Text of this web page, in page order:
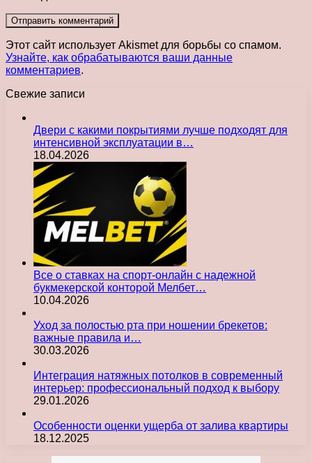
Этот сайт использует Akismet для борьбы со спамом.
Узнайте, как обрабатываются ваши данные
комментариев.
Свежие записи
Двери с какими покрытиями лучше подходят для
интенсивной эксплуатации в…
18.04.2026
Все о ставках на спорт-онлайн с надежной
букмекерской конторой Мелбет…
10.04.2026
Уход за полостью рта при ношении брекетов:
важные правила и…
30.03.2026
Интеграция натяжных потолков в современный
интерьер: профессиональный подход к выбору
29.01.2026
Особенности оценки ущерба от залива квартиры
18.12.2025